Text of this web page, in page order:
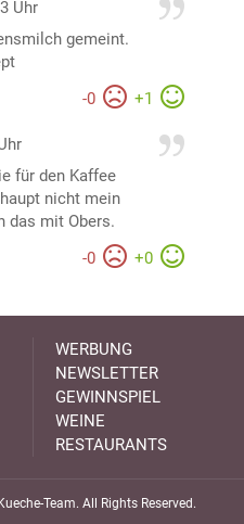
Uhr
gemeint.
-0 +1
für den Kaffee
nicht mein
das mit Obers.
-0 +0
WERBUNG
NEWSLETTER
GEWINNSPIEL
WEINE
RESTAURANTS
Team. All Rights Reserved.